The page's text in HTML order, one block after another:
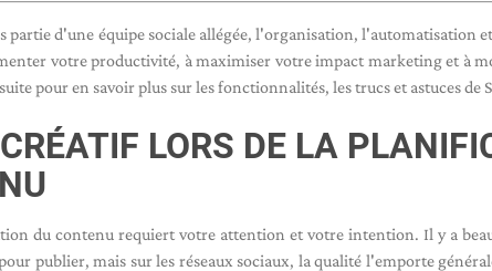
partie d'une équipe sociale allégée, l'organisation, l'automatisation
votre productivité, à maximiser votre impact marketing et à
pour en savoir plus sur les fonctionnalités, les trucs et astuces
LORS DE LA
du contenu requiert votre attention et votre intention. Il y a
publier, mais sur les réseaux sociaux, la qualité l'emporte